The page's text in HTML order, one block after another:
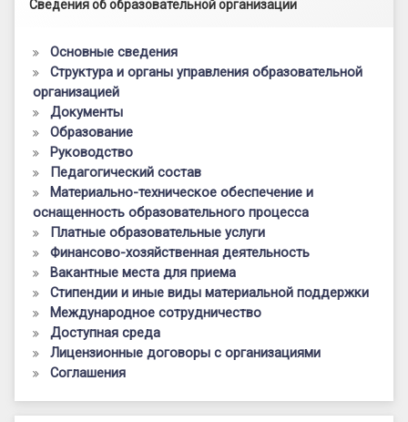
Сведения об образовательной организации
Основные сведения
Структура и органы управления образовательной
организацией
Документы
Образование
Руководство
Педагогический состав
Материально-техническое обеспечение и
оснащенность образовательного процесса
Платные образовательные услуги
Финансово-хозяйственная деятельность
Вакантные места для приема
Стипендии и иные виды материальной поддержки
Международное сотрудничество
Доступная среда
Лицензионные договоры с организациями
Соглашения